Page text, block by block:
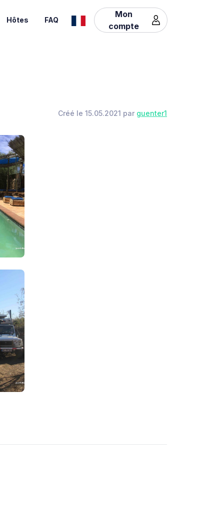
Hôtes FAQ
Mon
compte
Créé le 15.05.2021 par guenter1